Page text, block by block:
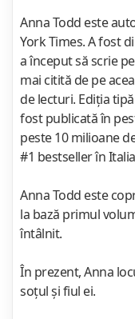
Anna Todd este
York Times. A fost
a început să scrie
mai citită de pe
de lecturi. Ediția
fost publicată în
peste 10 milioane
#1 bestseller în
Anna Todd este
la bază primul
întâlnit.
În prezent, Anna
soțul și fiul ei.